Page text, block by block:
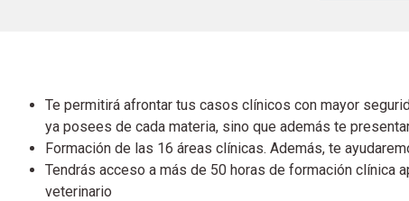
Te permitirá afrontar tus casos clínicos con mayor
ya posees de cada materia, sino que además te
Formación de las 16 áreas clínicas. Además, te
Tendrás acceso a más de 50 horas de formación clínica
veterinario